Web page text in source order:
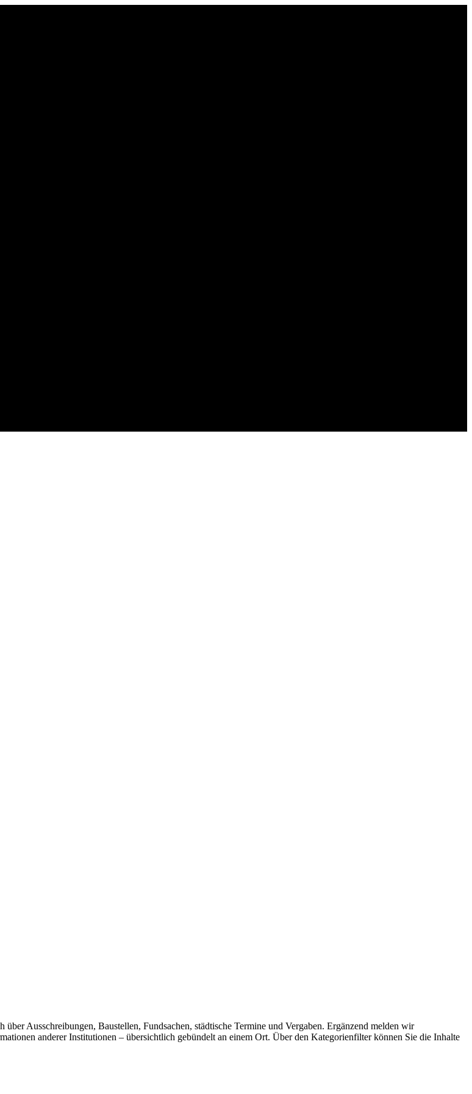
Ausschreibungen, Baustellen, Fundsachen, städtische Termine und Vergaben. Ergänzend melden wir
anderer Institutionen – übersichtlich gebündelt an einem Ort. Über den Kategorienfilter können Sie die Inhalte